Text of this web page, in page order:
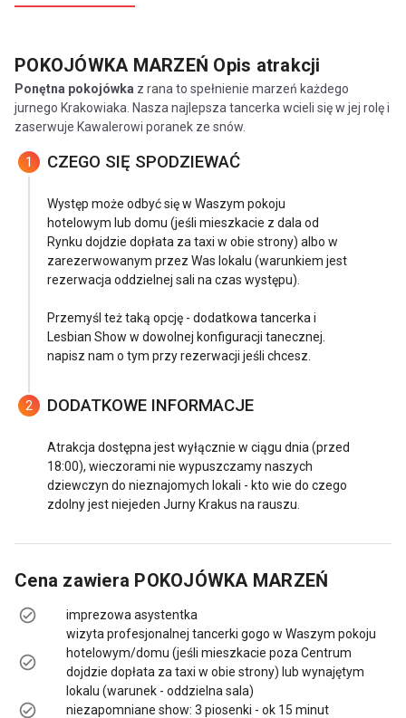
POKOJÓWKA MARZEŃ Opis atrakcji
Ponętna pokojówka z rana to spełnienie marzeń każdego
jurnego Krakowiaka. Nasza najlepsza tancerka wcieli się w jej rolę i
zaserwuje Kawalerowi poranek ze snów.
1 CZEGO SIĘ SPODZIEWAĆ
Występ może odbyć się w Waszym pokoju
hotelowym lub domu (jeśli mieszkacie z dala od
Rynku dojdzie dopłata za taxi w obie strony) albo w
zarezerwowanym przez Was lokalu (warunkiem jest
rezerwacja oddzielnej sali na czas występu).
Przemyśl też taką opcję - dodatkowa tancerka i
Lesbian Show w dowolnej konfiguracji tanecznej.
napisz nam o tym przy rezerwacji jeśli chcesz.
2 DODATKOWE INFORMACJE
Atrakcja dostępna jest wyłącznie w ciągu dnia (przed
18:00), wieczorami nie wypuszczamy naszych
dziewczyn do nieznajomych lokali - kto wie do czego
zdolny jest niejeden Jurny Krakus na rauszu.
Cena zawiera POKOJÓWKA MARZEŃ
imprezowa asystentka
wizyta profesjonalnej tancerki gogo w Waszym pokoju
hotelowym/domu (jeśli mieszkacie poza Centrum
dojdzie dopłata za taxi w obie strony) lub wynajętym
lokalu (warunek - oddzielna sala)
niezapomniane show: 3 piosenki - ok 15 minut